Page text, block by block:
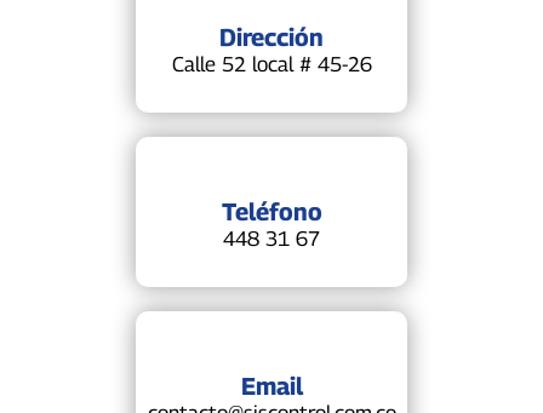
Dirección
Calle 52 local # 45-26
Teléfono
448 31 67
Email